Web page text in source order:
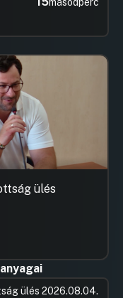
ülés
ülés 2026.08.04.